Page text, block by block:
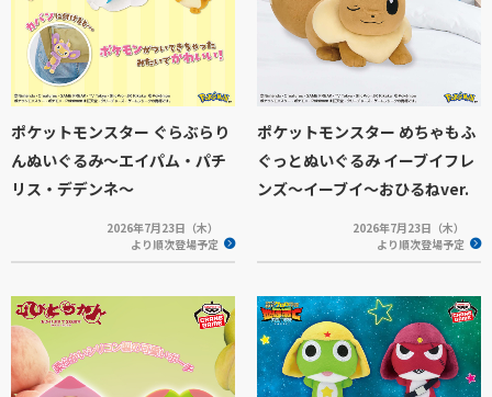
ポケットモンスター ぐらぶらり
んぬいぐるみ～エイパム・パチ
リス・デデンネ～
2026年7月23日（木）
より順次登場予定
ポケットモンスター めちゃもふ
ぐっとぬいぐるみ イーブイフレ
ンズ～イーブイ～おひるねver.
2026年7月23日（木）
より順次登場予定